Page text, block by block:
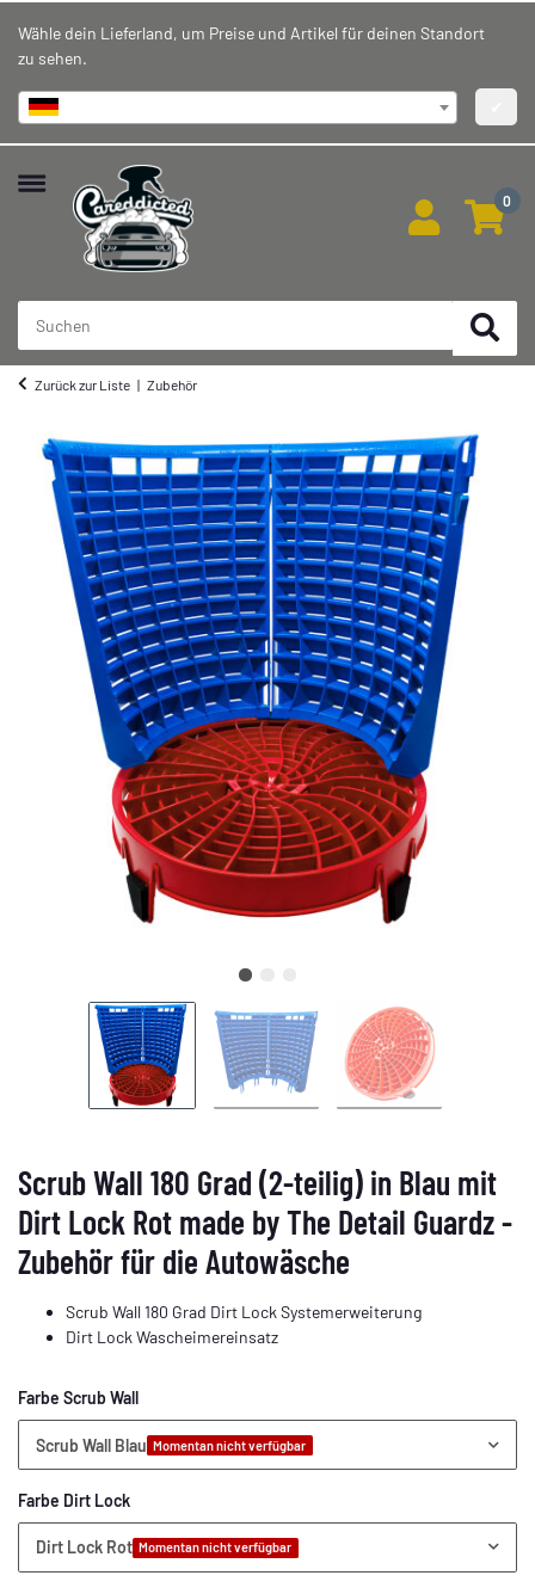
Wähle dein Lieferland, um Preise und Artikel für deinen Standort
zu sehen.
0
Zurück zur Liste Zubehör
Scrub Wall 180 Grad (2-teilig) in Blau mit
Dirt Lock Rot made by The Detail Guardz -
Zubehör für die Autowäsche
Scrub Wall 180 Grad Dirt Lock Systemerweiterung
Dirt Lock Wascheimereinsatz
Farbe Scrub Wall
Scrub Wall Blau Momentan nicht verfügbar
Farbe Dirt Lock
Dirt Lock Rot Momentan nicht verfügbar